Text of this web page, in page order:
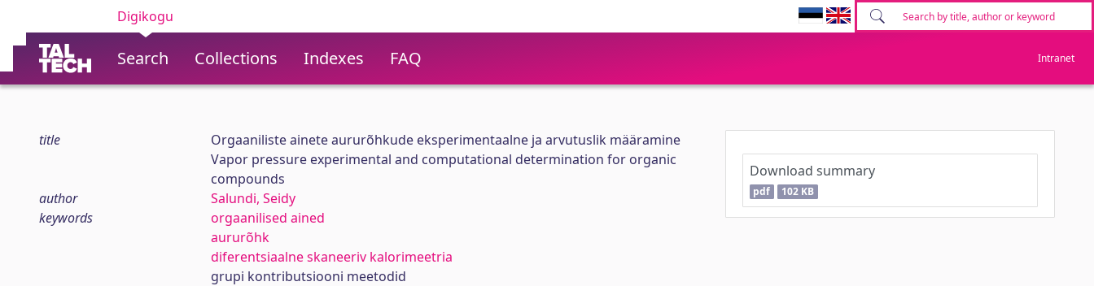
Digikogu
Search Collections Indexes FAQ Intranet
title
Orgaaniliste ainete aururõhkude eksperimentaalne ja arvutuslik määramine
Vapor pressure experimental and computational determination for organic
compounds
author
Salundi, Seidy
keywords
orgaanilised ained
aururõhk
diferentsiaalne skaneeriv kalorimeetria
grupi kontributsiooni meetodid
Download summary
pdf 102 KB